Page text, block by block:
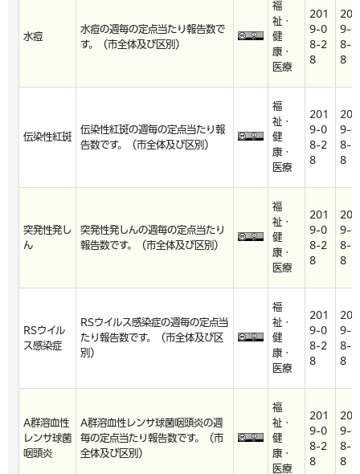
水痘
水痘の週毎の定点当たり報告数で
す。（市全体及び区別）
福
祉・
健
康・
医療
201
9-0
8-2
8
201
9-0
8-2
8
伝染性紅斑
伝染性紅斑の週毎の定点当たり報
告数です。（市全体及び区別）
福
祉・
健
康・
医療
201
9-0
8-2
8
201
9-0
8-2
8
突発性発し
ん
突発性発しんの週毎の定点当たり
報告数です。（市全体及び区別）
福
祉・
健
康・
医療
201
9-0
8-2
8
201
9-0
8-2
8
RSウイル
ス感染症
RSウイルス感染症の週毎の定点当
たり報告数です。（市全体及び区
別）
福
祉・
健
康・
医療
201
9-0
8-2
8
201
9-0
8-2
8
A群溶血性
レンサ球菌
咽頭炎
A群溶血性レンサ球菌咽頭炎の週
毎の定点当たり報告数です。（市
全体及び区別）
福
祉・
健
康・
医療
201
9-0
8-2
8
201
9-0
8-2
8